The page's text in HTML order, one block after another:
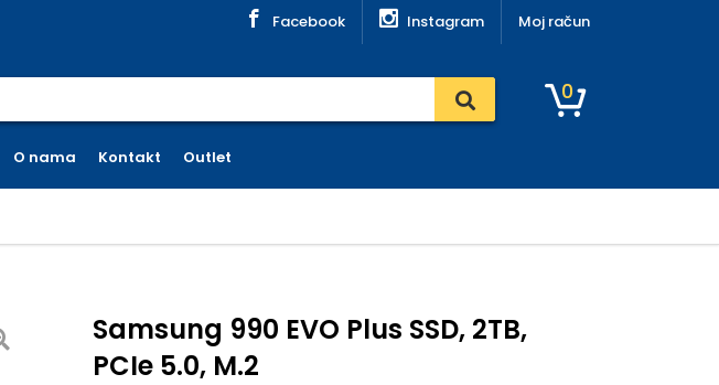
Facebook Instagram Moj račun
0
O nama Kontakt Outlet
Samsung 990 EVO Plus SSD, 2TB,
PCIe 5.0, M.2